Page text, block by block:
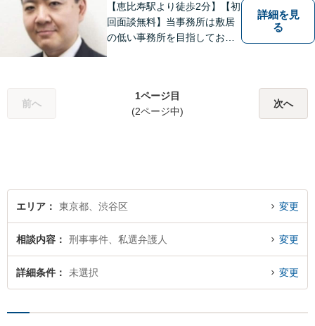
【恵比寿駅より徒歩2分】【初
回面談無料】当事務所は敷居
の低い事務所を目指しており
【当日／夜間／休日対応可
能】一人で悩まず一緒に問題
詳細を見
る
前へ
1ページ目
(2ページ中)
次へ
エリア 東京都、渋谷区 変更
相談内容 刑事事件、私選弁護人 変更
詳細条件 未選択 変更